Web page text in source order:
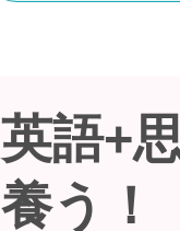
英語+
養う！